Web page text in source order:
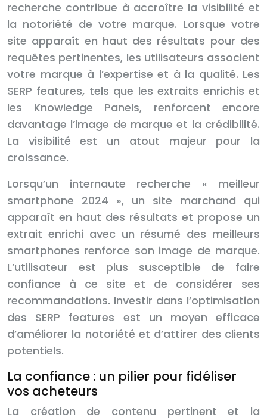
recherche contribue à accroître la visibilité et
la notoriété de votre marque. Lorsque votre
site apparaît en haut des résultats pour des
requêtes pertinentes, les utilisateurs associent
votre marque à l’expertise et à la qualité. Les
SERP features, tels que les extraits enrichis et
les Knowledge Panels, renforcent encore
davantage l’image de marque et la crédibilité.
La visibilité est un atout majeur pour la
croissance.
Lorsqu’un internaute recherche « meilleur
smartphone 2024 », un site marchand qui
apparaît en haut des résultats et propose un
extrait enrichi avec un résumé des meilleurs
smartphones renforce son image de marque.
L’utilisateur est plus susceptible de faire
confiance à ce site et de considérer ses
recommandations. Investir dans l’optimisation
des SERP features est un moyen efficace
d’améliorer la notoriété et d’attirer des clients
potentiels.
La confiance : un pilier pour fidéliser
vos acheteurs
La création de contenu pertinent et la